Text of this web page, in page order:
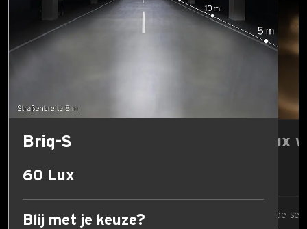
Briq-S
60 Lux
Blij met je keuze?
Vergelijk Lux
Vergelijkingswaarde